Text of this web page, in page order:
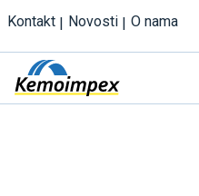
Kontakt Novosti O nama